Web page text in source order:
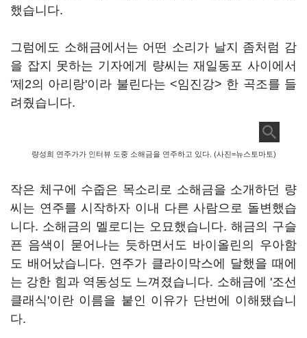
했습니다.
그럼에도 소해금에서는 어떤 소리가 날지 좀처럼 감
을 잡지 못하는 기자에게 량씨는 재일동포 사이에서
'제2의 아리랑'이라 불린다는 <임진강> 한 곡조를 들
려줬습니다.
량성희 연주가가 인터뷰 도중 소해금을 연주하고 있다. (사진=뉴스토마토)
작은 체구에 수줍은 목소리로 소해금을 소개하던 량
씨는 연주를 시작하자 이내 다른 사람으로 돌변했습
니다. 소해금의 멜로디는 오묘했습니다. 해금의 구슬
픈 음색이 묻어나는 듯하면서도 바이올린의 우아함
도 배어났습니다. 연주가 클라이막스에 달했을 때에
는 강한 힘과 역동성도 느껴졌습니다. 소해금에 '조선
클래식'이란 이름을 붙인 이유가 단번에 이해됐습니
다.